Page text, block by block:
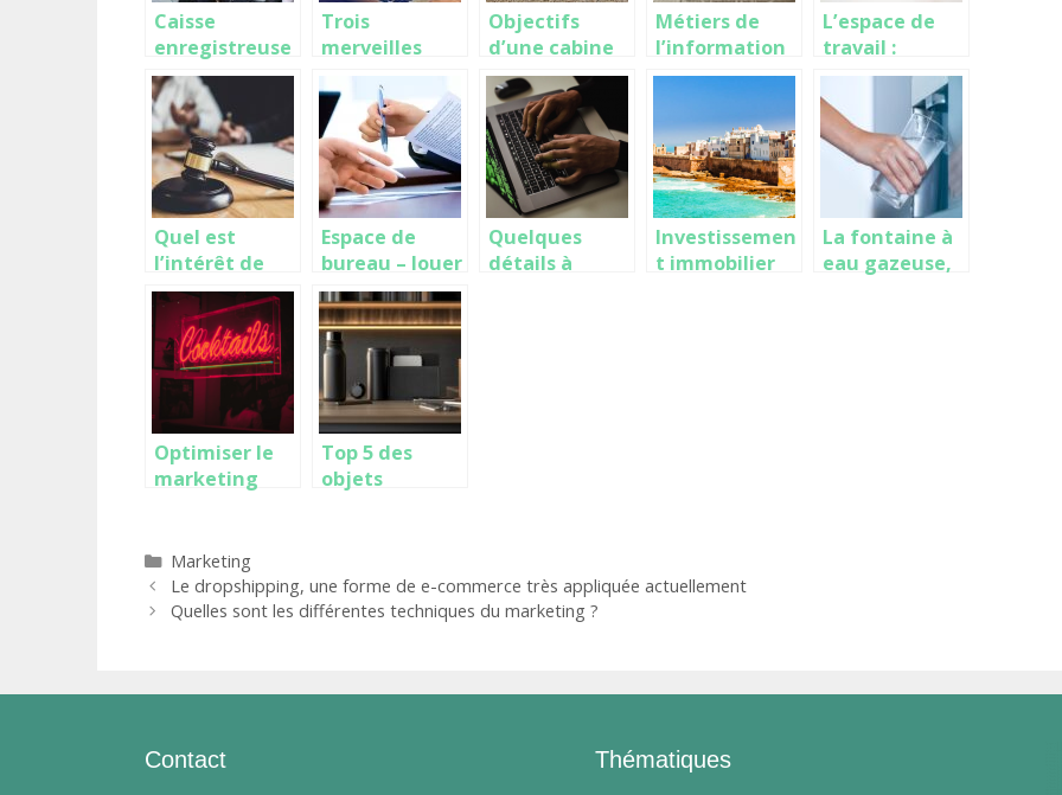
Caisse
enregistreuse
sur iPad à
Marseille
Trois
merveilles
scientifiques
et
technologiqu
es
Objectifs
d’une cabine
de sécurité
pour les
entreprises
Métiers de
l’information
et de la
n
L’espace de
travail :
important
pour pouvoir
être motivé !
Quel est
l’intérêt de
déposer sa
marque ?
Espace de
bureau – louer
ou acheter ?
Quelques
détails à
Investissemen
t immobilier
La fontaine à
eau gazeuse,
Optimiser le
marketing
restaurant
attractive
Top 5 des
objets
t la
communicatio
Catégories
Marketing
Le dropshipping, une forme de e-commerce très appliquée actuellement
Quelles sont les différentes techniques du marketing ?
Contact Thématiques